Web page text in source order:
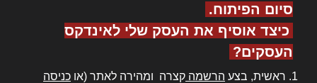
סיום הפיתוח.
כיצד אוסיף את העסק שלי לאינדקס
העסקים?
ראשית, בצע הרשמה קצרה ומהירה לאתר (או כניסה